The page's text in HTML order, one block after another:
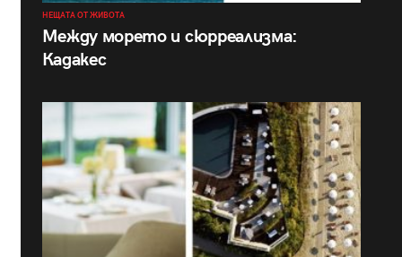
НЕЩАТА ОТ ЖИВОТА
Между морето и сюрреализма:
Кадакес